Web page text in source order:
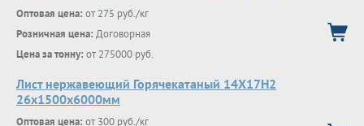
Оптовая цена: от 275 руб./кг
Розничная цена: Договорная
Цена за тонну: от 275000 руб.
Лист нержавеющий Горячекатаный 14Х17Н2
26x1500x6000мм
Оптовая цена: от 300 руб./кг